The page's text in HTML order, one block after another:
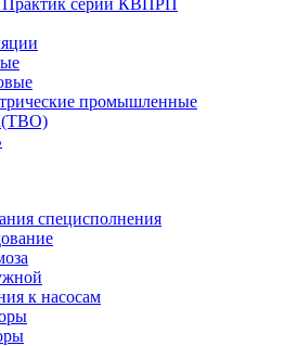
серии КВПРП
промышленные
специсполнения
к насосам